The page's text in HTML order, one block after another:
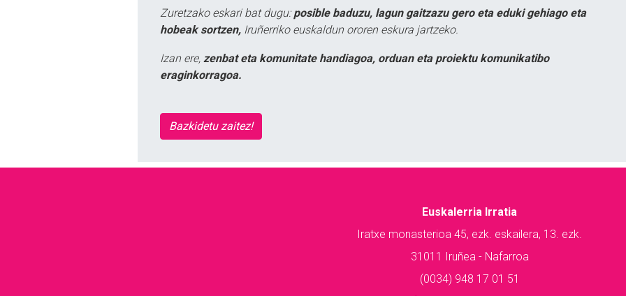
Zuretzako eskari bat dugu: posible baduzu, lagun gaitzazu gero eta eduki gehiago eta
hobeak sortzen, Iruñerriko euskaldun ororen eskura jartzeko.
Izan ere, zenbat eta komunitate handiagoa, orduan eta proiektu komunikatibo
eraginkorragoa.
Bazkidetu zaitez!
Euskalerria Irratia
Iratxe monasterioa 45, ezk. eskailera, 13. ezk.
31011 Iruñea - Nafarroa
(0034) 948 17 01 51